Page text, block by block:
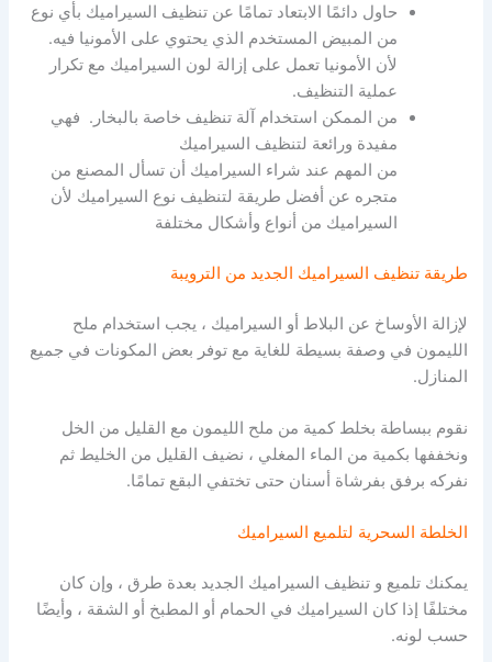
حاول دائمًا الابتعاد تمامًا عن تنظيف السيراميك بأي نوع
من المبيض المستخدم الذي يحتوي على الأمونيا فيه.
لأن الأمونيا تعمل على إزالة لون السيراميك مع تكرار
عملية التنظيف.
من الممكن استخدام آلة تنظيف خاصة بالبخار. فهي
مفيدة ورائعة لتنظيف السيراميك
من المهم عند شراء السيراميك أن تسأل المصنع من
متجره عن أفضل طريقة لتنظيف نوع السيراميك لأن
السيراميك من أنواع وأشكال مختلفة
طريقة تنظيف السيراميك الجديد من الترويبة
لإزالة الأوساخ عن البلاط أو السيراميك ، يجب استخدام ملح
الليمون في وصفة بسيطة للغاية مع توفر بعض المكونات في جميع
المنازل.
نقوم ببساطة بخلط كمية من ملح الليمون مع القليل من الخل
ونخففها بكمية من الماء المغلي ، نضيف القليل من الخليط ثم
نفركه برفق بفرشاة أسنان حتى تختفي البقع تمامًا.
الخلطة السحرية لتلميع السيراميك
يمكنك تلميع و تنظيف السيراميك الجديد بعدة طرق ، وإن كان
مختلفًا إذا كان السيراميك في الحمام أو المطبخ أو الشقة ، وأيضًا
حسب لونه.